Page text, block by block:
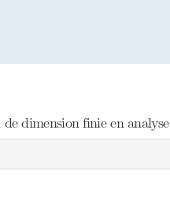
dimension finie en analyse